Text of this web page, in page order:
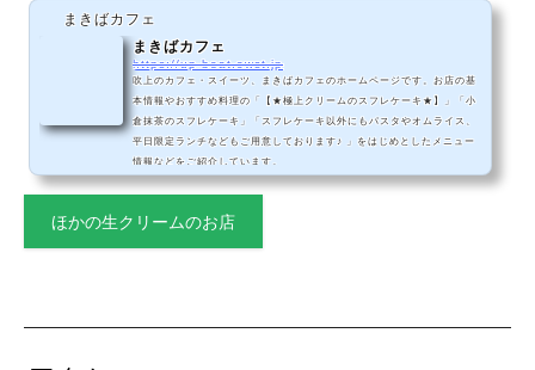
まきばカフェ
まきばカフェ
https://up-beat.owst.jp
吹上のカフェ・スイーツ、まきばカフェのホームページです。お店の基
本情報やおすすめ料理の「【★極上クリームのスフレケーキ★】」「小
倉抹茶のスフレケーキ」「スフレケーキ以外にもパスタやオムライス、
平日限定ランチなどもご用意しております♪ 」をはじめとしたメニュー
情報などをご紹介しています。
ほかの生クリームのお店